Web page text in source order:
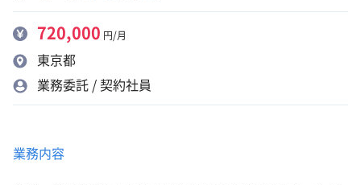
720,000 円/月
東京都
業務委託 / 契約社員
業務内容